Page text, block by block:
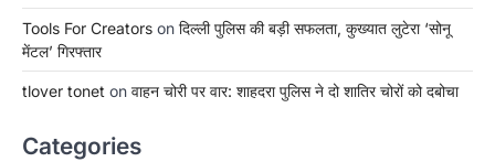
Tools For Creators on दिल्ली पुलिस की बड़ी सफलता, कुख्यात लुटेरा ‘सोनू
मेंटल’ गिरफ्तार
tlover tonet on वाहन चोरी पर वार: शाहदरा पुलिस ने दो शातिर चोरों को दबोचा
Categories